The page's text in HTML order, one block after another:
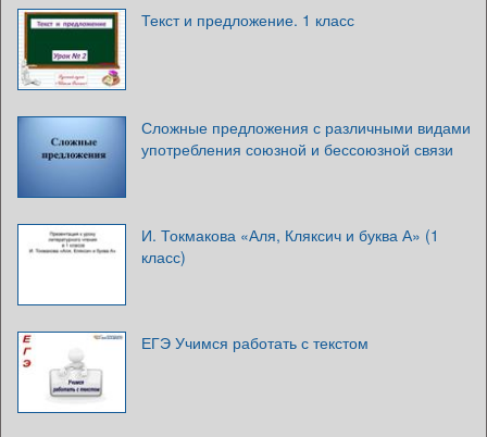
Текст и предложение. 1 класс
Сложные предложения с различными видами
употребления союзной и бессоюзной связи
И. Токмакова «Аля, Кляксич и буква А» (1
класс)
ЕГЭ Учимся работать с текстом